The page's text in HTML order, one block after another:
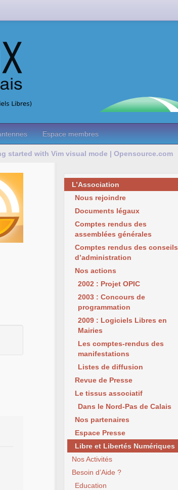
Espace membres
started with Vim visual mode | Opensource.com
L’Association
Nous rejoindre
Documents légaux
Comptes rendus des
assemblées générales
Comptes rendus des conseils
d’administration
Nos actions
2002 : Projet OPIC
2003 : Concours de
programmation
2009 : Logiciels Libres en
Mairies
Les comptes-rendus des
manifestations
Listes de diffusion
Revue de Presse
Le tissus associatif
Dans le Nord-Pas de Calais
Nos partenaires
Espace Presse
Libre et Libertés Numériques
Nos Activités
Besoin d’Aide ?
Education